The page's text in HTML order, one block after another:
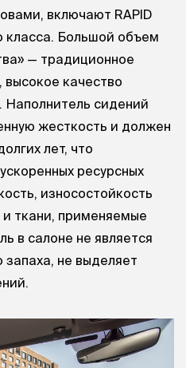
включают RAPID
класса. Большой объем
— традиционное
высокое качество
Наполнитель сидений
жесткость и должен
лет, что
ресурсных
износостойкость
и ткани, применяемые
в салоне не является
запаха, не выделяет